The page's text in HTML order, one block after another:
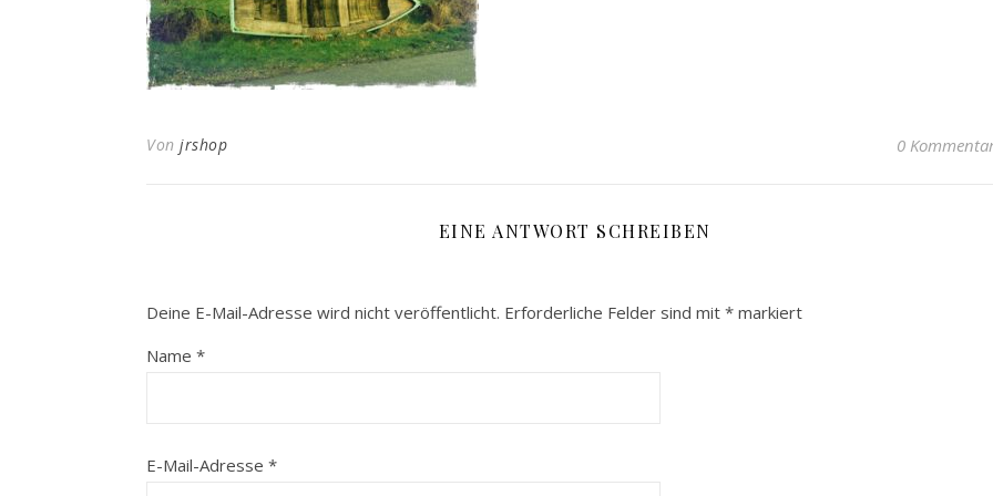
Von jrshop 0
EINE ANTWORT SCHREIBEN
Deine E-Mail-Adresse wird nicht veröffentlicht. Erforderliche Felder sind mit * markiert
Name *
E-Mail-Adresse *